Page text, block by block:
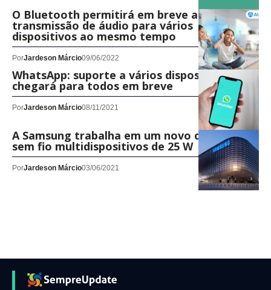
O Bluetooth permitirá em breve a
transmissão de áudio para vários
dispositivos ao mesmo tempo
PorJardeson Márcio09/06/2022
WhatsApp: suporte a vários dispositivos
chegará para todos em breve
PorJardeson Márcio08/11/2021
A Samsung trabalha em um novo carregador
sem fio multidispositivos de 25 W
PorJardeson Márcio03/06/2021